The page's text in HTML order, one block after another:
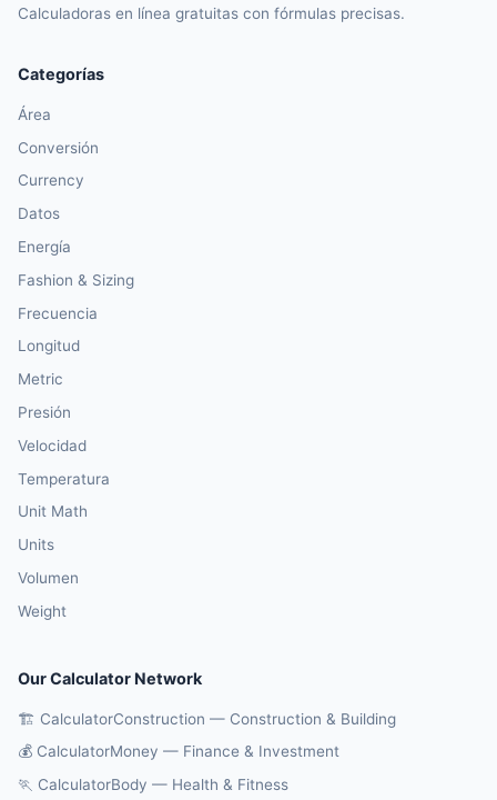
Calculadoras en línea gratuitas con fórmulas precisas.
Categorías
Área
Conversión
Currency
Datos
Energía
Fashion & Sizing
Frecuencia
Longitud
Metric
Presión
Velocidad
Temperatura
Unit Math
Units
Volumen
Weight
Our Calculator Network
🏗️ CalculatorConstruction — Construction & Building
💰 CalculatorMoney — Finance & Investment
🏃 CalculatorBody — Health & Fitness